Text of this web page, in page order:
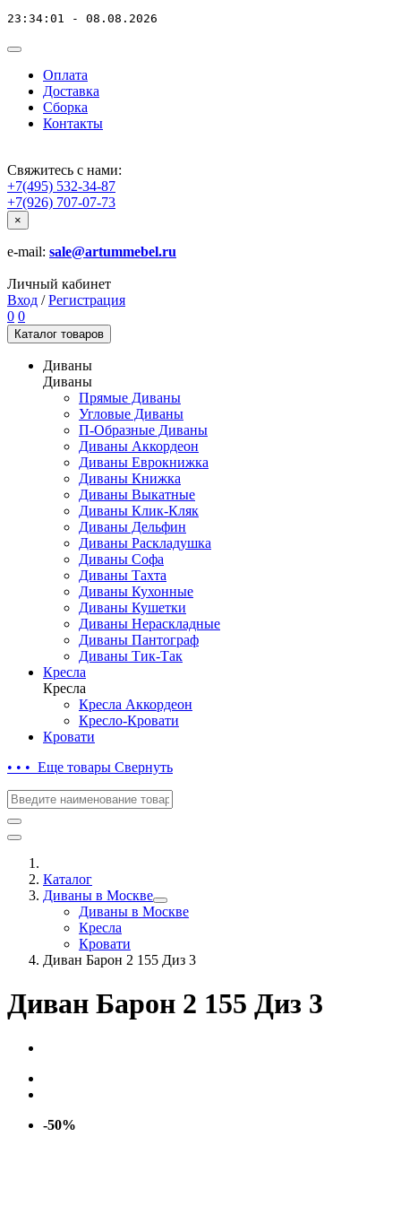
23:34:01 - 08.08.2026
Оплата
Доставка
Сборка
Контакты
Свяжитесь с нами:
+7(495) 532-34-87
+7(926) 707-07-73
×
e-mail: sale@artummebel.ru
Личный кабинет
Вход / Регистрация
0 0
Каталог товаров
Диваны
Диваны
Прямые Диваны
Угловые Диваны
П-Образные Диваны
Диваны Аккордеон
Диваны Еврокнижка
Диваны Книжка
Диваны Выкатные
Диваны Клик-Кляк
Диваны Дельфин
Диваны Раскладушка
Диваны Софа
Диваны Тахта
Диваны Кухонные
Диваны Кушетки
Диваны Нераскладные
Диваны Пантограф
Диваны Тик-Так
Кресла
Кресла
Кресла Аккордеон
Кресло-Кровати
Кровати
• • • Еще товары Свернуть
Каталог
Диваны в Москве
Диваны в Москве
Кресла
Кровати
Диван Барон 2 155 Диз 3
Диван Барон 2 155 Диз 3
-50%